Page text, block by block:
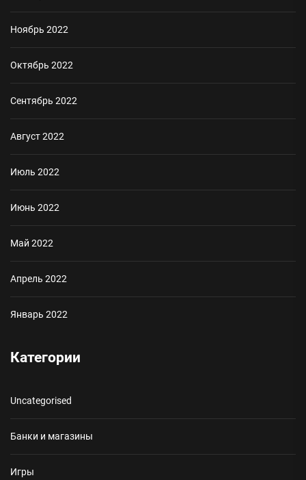
Ноябрь 2022
Октябрь 2022
Сентябрь 2022
Август 2022
Июль 2022
Июнь 2022
Май 2022
Апрель 2022
Январь 2022
Категории
Uncategorised
Банки и магазины
Игры